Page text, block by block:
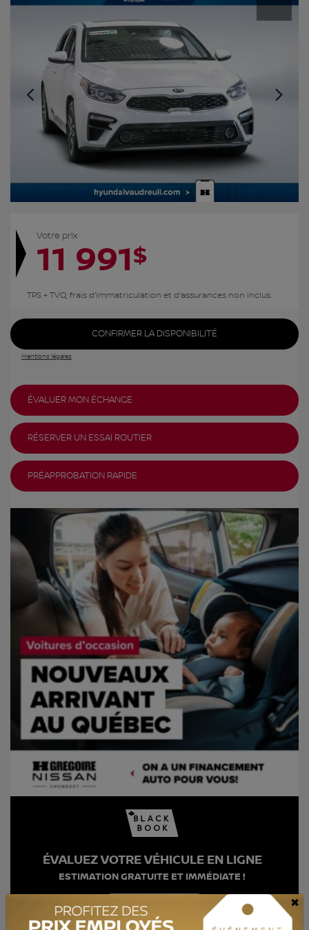
Votre prix
11 991$
TPS + TVQ, frais d'immatriculation et d'assurances non inclus.
CONFIRMER LA DISPONIBILITÉ
Mentions légales
ÉVALUER MON ÉCHANGE
RÉSERVER UN ESSAI ROUTIER
PRÉAPPROBATION RAPIDE
ÉVALUEZ VOTRE VÉHICULE EN LIGNE
ESTIMATION GRATUITE ET IMMÉDIATE !
COMMENCER ×